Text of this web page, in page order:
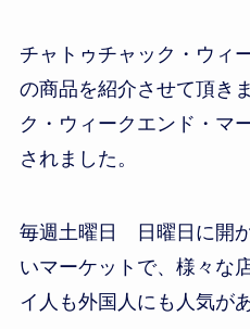
チャトゥチャック・ウィ
の商品を紹介させて頂き
ク・ウィークエンド・マ
されました。
毎週土曜日 日曜日に開
いマーケットで、様々な
イ人も外国人にも人気が